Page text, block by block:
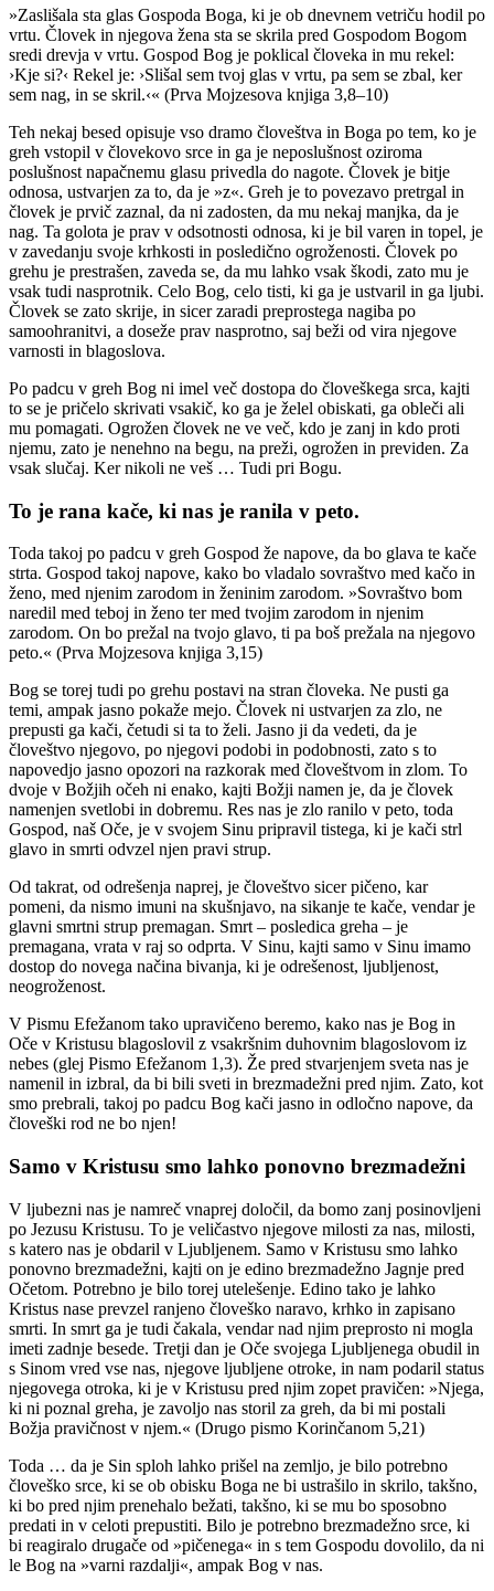
»Zaslišala sta glas Gospoda Boga, ki je ob dnevnem vetriču hodil po
vrtu. Človek in njegova žena sta se skrila pred Gospodom Bogom
sredi drevja v vrtu. Gospod Bog je poklical človeka in mu rekel:
›Kje si?‹ Rekel je: ›Slišal sem tvoj glas v vrtu, pa sem se zbal, ker
sem nag, in se skril.‹« (Prva Mojzesova knjiga 3,8–10)
Teh nekaj besed opisuje vso dramo človeštva in Boga po tem, ko je
greh vstopil v človekovo srce in ga je neposlušnost oziroma
poslušnost napačnemu glasu privedla do nagote. Človek je bitje
odnosa, ustvarjen za to, da je »z«. Greh je to povezavo pretrgal in
človek je prvič zaznal, da ni zadosten, da mu nekaj manjka, da je
nag. Ta golota je prav v odsotnosti odnosa, ki je bil varen in topel, je
v zavedanju svoje krhkosti in posledično ogroženosti. Človek po
grehu je prestrašen, zaveda se, da mu lahko vsak škodi, zato mu je
vsak tudi nasprotnik. Celo Bog, celo tisti, ki ga je ustvaril in ga ljubi.
Človek se zato skrije, in sicer zaradi preprostega nagiba po
samoohranitvi, a doseže prav nasprotno, saj beži od vira njegove
varnosti in blagoslova.
Po padcu v greh Bog ni imel več dostopa do človeškega srca, kajti
to se je pričelo skrivati vsakič, ko ga je želel obiskati, ga obleči ali
mu pomagati. Ogrožen človek ne ve več, kdo je zanj in kdo proti
njemu, zato je nenehno na begu, na preži, ogrožen in previden. Za
vsak slučaj. Ker nikoli ne veš … Tudi pri Bogu.
To je rana kače, ki nas je ranila v peto.
Toda takoj po padcu v greh Gospod že napove, da bo glava te kače
strta. Gospod takoj napove, kako bo vladalo sovraštvo med kačo in
ženo, med njenim zarodom in ženinim zarodom. »Sovraštvo bom
naredil med teboj in ženo ter med tvojim zarodom in njenim
zarodom. On bo prežal na tvojo glavo, ti pa boš prežala na njegovo
peto.« (Prva Mojzesova knjiga 3,15)
Bog se torej tudi po grehu postavi na stran človeka. Ne pusti ga
temi, ampak jasno pokaže mejo. Človek ni ustvarjen za zlo, ne
prepusti ga kači, četudi si ta to želi. Jasno ji da vedeti, da je
človeštvo njegovo, po njegovi podobi in podobnosti, zato s to
napovedjo jasno opozori na razkorak med človeštvom in zlom. To
dvoje v Božjih očeh ni enako, kajti Božji namen je, da je človek
namenjen svetlobi in dobremu. Res nas je zlo ranilo v peto, toda
Gospod, naš Oče, je v svojem Sinu pripravil tistega, ki je kači strl
glavo in smrti odvzel njen pravi strup.
Od takrat, od odrešenja naprej, je človeštvo sicer pičeno, kar
pomeni, da nismo imuni na skušnjavo, na sikanje te kače, vendar je
glavni smrtni strup premagan. Smrt – posledica greha – je
premagana, vrata v raj so odprta. V Sinu, kajti samo v Sinu imamo
dostop do novega načina bivanja, ki je odrešenost, ljubljenost,
neogroženost.
V Pismu Efežanom tako upravičeno beremo, kako nas je Bog in
Oče v Kristusu blagoslovil z vsakršnim duhovnim blagoslovom iz
nebes (glej Pismo Efežanom 1,3). Že pred stvarjenjem sveta nas je
namenil in izbral, da bi bili sveti in brezmadežni pred njim. Zato, kot
smo prebrali, takoj po padcu Bog kači jasno in odločno napove, da
človeški rod ne bo njen!
Samo v Kristusu smo lahko ponovno brezmadežni
V ljubezni nas je namreč vnaprej določil, da bomo zanj posinovljeni
po Jezusu Kristusu. To je veličastvo njegove milosti za nas, milosti,
s katero nas je obdaril v Ljubljenem. Samo v Kristusu smo lahko
ponovno brezmadežni, kajti on je edino brezmadežno Jagnje pred
Očetom. Potrebno je bilo torej utelešenje. Edino tako je lahko
Kristus nase prevzel ranjeno človeško naravo, krhko in zapisano
smrti. In smrt ga je tudi čakala, vendar nad njim preprosto ni mogla
imeti zadnje besede. Tretji dan je Oče svojega Ljubljenega obudil in
s Sinom vred vse nas, njegove ljubljene otroke, in nam podaril status
njegovega otroka, ki je v Kristusu pred njim zopet pravičen: »Njega,
ki ni poznal greha, je zavoljo nas storil za greh, da bi mi postali
Božja pravičnost v njem.« (Drugo pismo Korinčanom 5,21)
Toda … da je Sin sploh lahko prišel na zemljo, je bilo potrebno
človeško srce, ki se ob obisku Boga ne bi ustrašilo in skrilo, takšno,
ki bo pred njim prenehalo bežati, takšno, ki se mu bo sposobno
predati in v celoti prepustiti. Bilo je potrebno brezmadežno srce, ki
bi reagiralo drugače od »pičenega« in s tem Gospodu dovolilo, da ni
le Bog na »varni razdalji«, ampak Bog v nas.